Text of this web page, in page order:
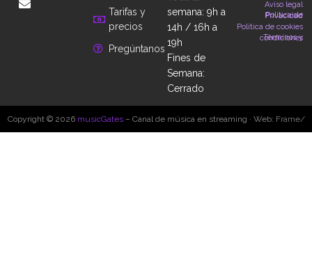
Tarifas y
precios
Pregúntanos
semana: 9h a
14h / 16h a
19h
Fines de
Semana:
Cerrado
Aviso legal
Política de Privacidad
Política de cookies
Términos y condiciones
Copyright © 2026 musicGates– Canal de música en streaming · Web: Frame/